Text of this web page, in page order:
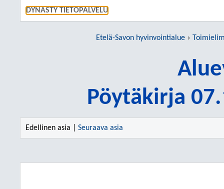
DYNASTY TIETOPALVELU
Etelä-Savon hyvinvointialue
Pöytäkirja
Edellinen asia | Seuraava asia